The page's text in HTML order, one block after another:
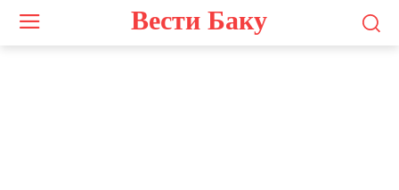
Вести Баку